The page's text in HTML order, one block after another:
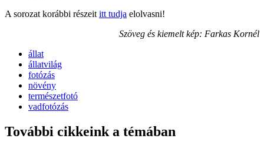
A sorozat korábbi részeit itt tudja elolvasni!
Szöveg és kiemelt kép: Farkas Kornél
állat
állatvilág
fotózás
növény
természetfotó
vadfotózás
További cikkeink a témában